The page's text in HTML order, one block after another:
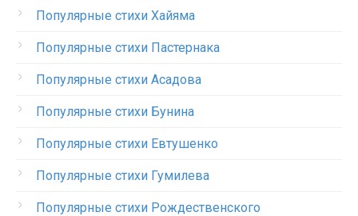
Популярные стихи Хайяма
Популярные стихи Пастернака
Популярные стихи Асадова
Популярные стихи Бунина
Популярные стихи Евтушенко
Популярные стихи Гумилева
Популярные стихи Рождественского